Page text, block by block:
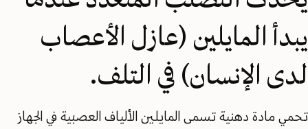
يبدأ المايلين (عازل الأعصاب
لدى الإنسان) في التلف.
تحمي مادة دهنية تسمى المايلين الألياف العصبية في الجهاز